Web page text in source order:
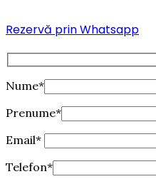
Rezervă prin Whatsapp
Nume*
Prenume*
Email*
Telefon*